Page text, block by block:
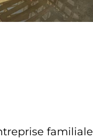
familiale